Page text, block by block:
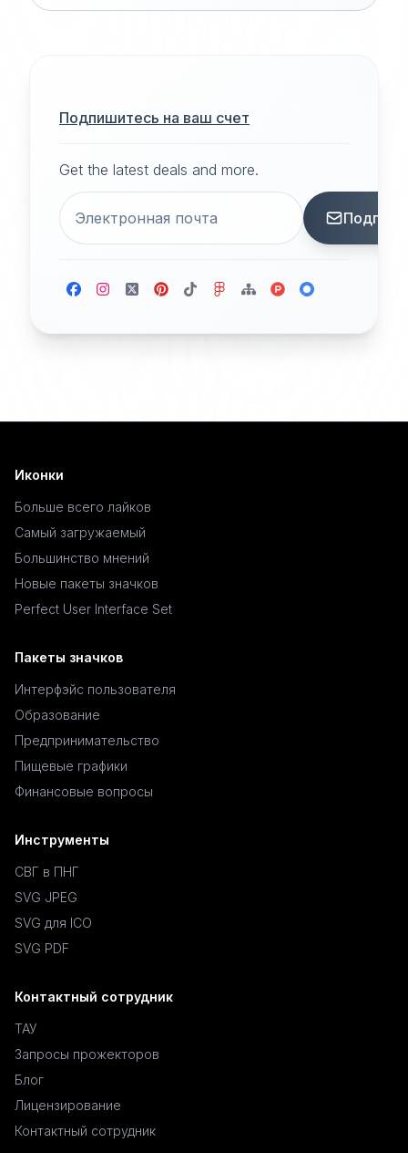
Подпишитесь на ваш счет
Get the latest deals and more.
Иконки
Больше всего лайков
Самый загружаемый
Большинство мнений
Новые пакеты значков
Perfect User Interface Set
Пакеты значков
Интерфэйс пользователя
Образование
Предпринимательство
Пищевые графики
Финансовые вопросы
Инструменты
СВГ в ПНГ
SVG JPEG
SVG для ICO
SVG PDF
Контактный сотрудник
ТАУ
Запросы прожекторов
Блог
Лицензирование
Контактный сотрудник